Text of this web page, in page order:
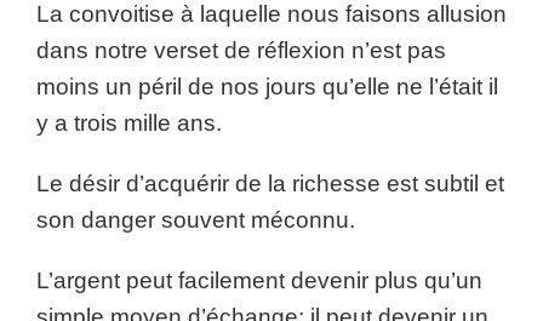
La convoitise à laquelle nous faisons allusion
dans notre verset de réflexion n’est pas
moins un péril de nos jours qu’elle ne l’était il
y a trois mille ans.
Le désir d’acquérir de la richesse est subtil et
son danger souvent méconnu.
L’argent peut facilement devenir plus qu’un